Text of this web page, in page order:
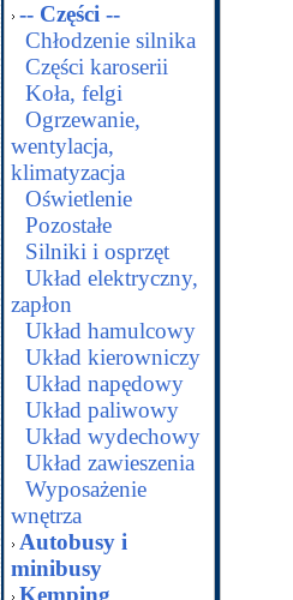
-- Części --
Chłodzenie silnika
Części karoserii
Koła, felgi
Ogrzewanie,
wentylacja,
klimatyzacja
Oświetlenie
Pozostałe
Silniki i osprzęt
Układ elektryczny,
zapłon
Układ hamulcowy
Układ kierowniczy
Układ napędowy
Układ paliwowy
Układ wydechowy
Układ zawieszenia
Wyposażenie
wnętrza
Autobusy i
minibusy
Kemping